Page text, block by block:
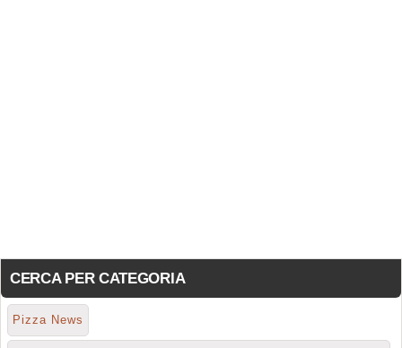
CERCA PER CATEGORIA
Pizza News